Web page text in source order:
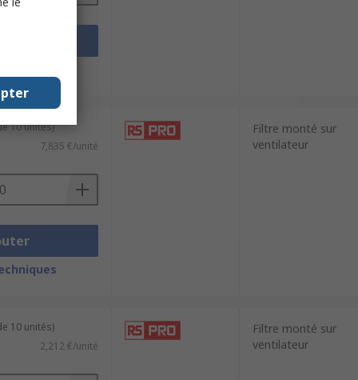
10 unités)
7,835 €/unité
Filtre monté sur
ventilateur
10 unités)
2,212 €/unité
Filtre monté sur
ventilateur